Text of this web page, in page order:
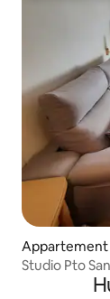
Appartement
Studio Pto